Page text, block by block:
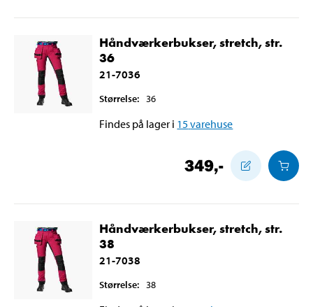
Håndværkerbukser, stretch, str.
36
21-7036
Størrelse: 36
Findes på lager i 15varehuse
349,-
Håndværkerbukser, stretch, str.
38
21-7038
Størrelse: 38